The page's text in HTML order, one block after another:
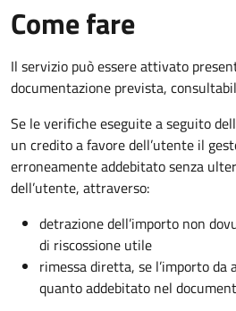
Come fare
Il servizio può essere attivato
documentazione prevista,
Se le verifiche eseguite a seguito
un credito a favore dell’utente il
erroneamente addebitato senza
dell’utente, attraverso:
detrazione dell’importo non
di riscossione utile
rimessa diretta, se l’importo da
quanto addebitato nel